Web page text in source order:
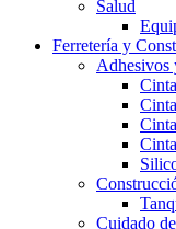
Salud
Ferretería y
Adhesivos
Cuidado